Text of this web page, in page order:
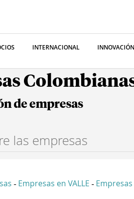
INTERNACIONAL INNOVACIÓN
de empresas
- Empresas en VALLE - Empresas